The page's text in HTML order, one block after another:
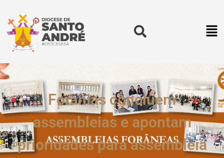
Foranias concluem
assembleias e apontam
prioridades para assembleia